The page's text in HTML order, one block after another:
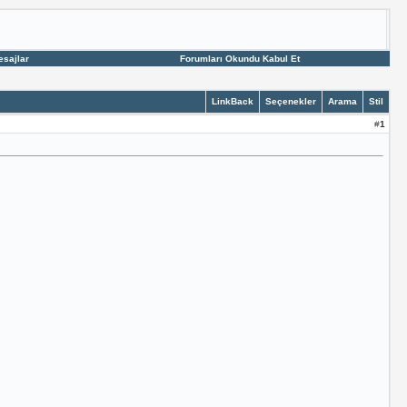
Forumları Okundu Kabul Et
LinkBack Seçenekler Arama Stil
#1